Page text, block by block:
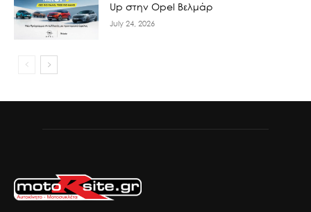
Up στην Opel Βελμάρ
July 24, 2026